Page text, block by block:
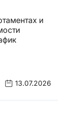
и
13.07.2026